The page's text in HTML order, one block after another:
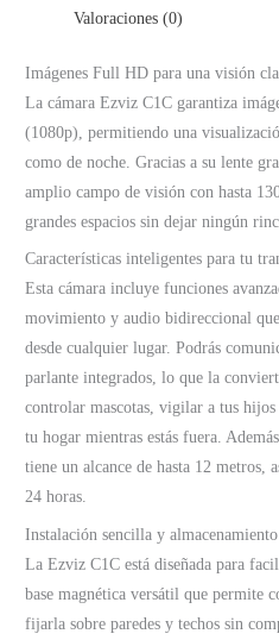
Valoraciones (0)
Imágenes Full HD para una visión
La cámara Ezviz C1C garantiza
(1080p), permitiendo una
como de noche. Gracias a su lente
amplio campo de visión con hasta
grandes espacios sin dejar ningún
Características inteligentes para tu
Esta cámara incluye funciones
movimiento y audio bidireccional
desde cualquier lugar. Podrás
parlante integrados, lo que la
controlar mascotas, vigilar a tus
tu hogar mientras estás fuera.
tiene un alcance de hasta 12 metros,
24 horas.
Instalación sencilla y
La Ezviz C1C está diseñada para
base magnética versátil que permite
fijarla sobre paredes y techos sin